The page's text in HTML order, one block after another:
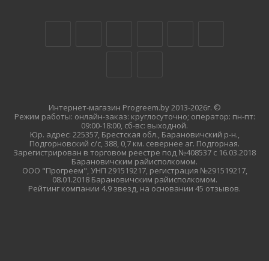
Интернет-магазин Progreem.by 2013-2026г. ©
Режим работы: онлайн-заказ: круглосуточно; оператор: пн-пт:
09:00-18:00, сб-вс: выходной.
Юр. адрес: 225357, Брестская обл., Барановичский р-н.,
Подгорновский с/с, 388, 0,7 км. севернее аг. Подгорная.
Зарегистрирован в торговом реестре под №408537 с 16.03.2018
Барановичским райисполкомом.
ООО "Прогреем", УНП 291519217, регистрация №291519217,
08.01.2018 Барановичским райисполкомом.
Рейтинг компании 4.9 звезд, на основании 45 отзывов.